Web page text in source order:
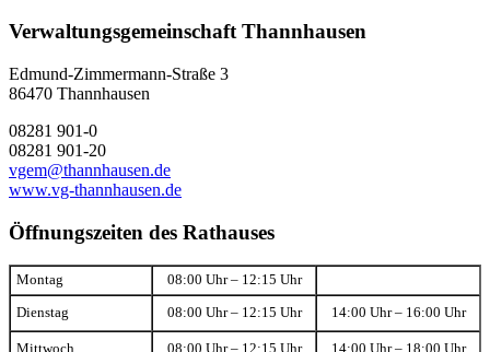
Verwaltungsgemeinschaft Thannhausen
Edmund-Zimmermann-Straße 3
86470 Thannhausen
08281 901-0
08281 901-20
vgem@thannhausen.de
www.vg-thannhausen.de
Öffnungszeiten des Rathauses
Montag 08:00 Uhr – 12:15 Uhr
Dienstag 08:00 Uhr – 12:15 Uhr 14:00 Uhr – 16:00 Uhr